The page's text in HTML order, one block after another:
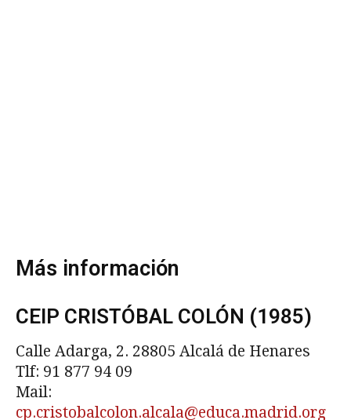
Más información
CEIP CRISTÓBAL COLÓN (1985)
Calle Adarga, 2. 28805 Alcalá de Henares
Tlf: 91 877 94 09
Mail:
cp.cristobalcolon.alcala@educa.madrid.org